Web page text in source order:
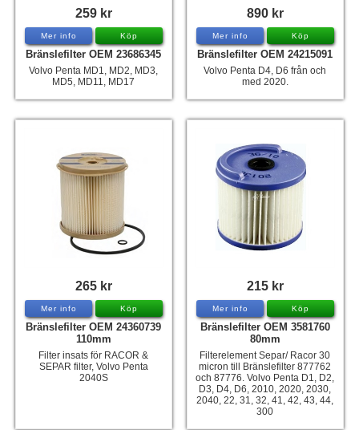
259 kr
Mer info Köp
Bränslefilter OEM 23686345
Volvo Penta MD1, MD2, MD3,
MD5, MD11, MD17
890 kr
Mer info Köp
Bränslefilter OEM 24215091
Volvo Penta D4, D6 från och
med 2020.
265 kr
Mer info Köp
Bränslefilter OEM 24360739
110mm
Filter insats för RACOR &
SEPAR filter, Volvo Penta
2040S
215 kr
Mer info Köp
Bränslefilter OEM 3581760
80mm
Filterelement Separ/ Racor 30
micron till Bränslefilter 877762
och 87776. Volvo Penta D1, D2,
D3, D4, D6, 2010, 2020, 2030,
2040, 22, 31, 32, 41, 42, 43, 44,
300